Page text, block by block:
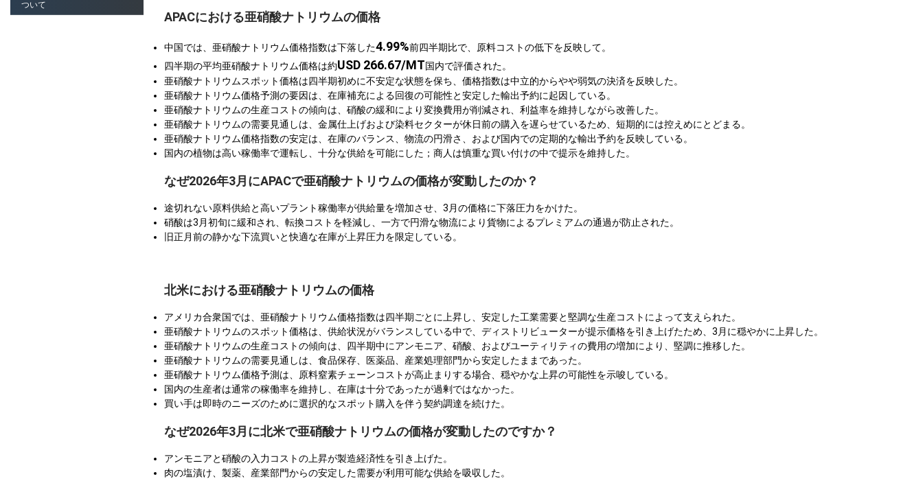
ついて
APACにおける亜硝酸ナトリウムの価格
中国では、亜硝酸ナトリウム価格指数は下落した4.99%前四半期比で、原料コストの低下を反映して。
四半期の平均亜硝酸ナトリウム価格は約USD 266.67/MT国内で評価された。
亜硝酸ナトリウムスポット価格は四半期初めに不安定な状態を保ち、価格指数は中立的からやや弱気の決済を反映した。
亜硝酸ナトリウム価格予測の要因は、在庫補充による回復の可能性と安定した輸出予約に起因している。
亜硝酸ナトリウムの生産コストの傾向は、硝酸の緩和により変換費用が削減され、利益率を維持しながら改善した。
亜硝酸ナトリウムの需要見通しは、金属仕上げおよび染料セクターが休日前の購入を遅らせているため、短期的には控えめにとどまる。
亜硝酸ナトリウム価格指数の安定は、在庫のバランス、物流の円滑さ、および国内での定期的な輸出予約を反映している。
国内の植物は高い稼働率で運転し、十分な供給を可能にした；商人は慎重な買い付けの中で提示を維持した。
なぜ2026年3月にAPACで亜硝酸ナトリウムの価格が変動したのか？
途切れない原料供給と高いプラント稼働率が供給量を増加させ、3月の価格に下落圧力をかけた。
硝酸は3月初旬に緩和され、転換コストを軽減し、一方で円滑な物流により貨物によるプレミアムの通過が防止された。
旧正月前の静かな下流買いと快適な在庫が上昇圧力を限定している。
北米における亜硝酸ナトリウムの価格
アメリカ合衆国では、亜硝酸ナトリウム価格指数は四半期ごとに上昇し、安定した工業需要と堅調な生産コストによって支えられた。
亜硝酸ナトリウムのスポット価格は、供給状況がバランスしている中で、ディストリビューターが提示価格を引き上げたため、3月に穏やかに上昇した。
亜硝酸ナトリウムの生産コストの傾向は、四半期中にアンモニア、硝酸、およびユーティリティの費用の増加により、堅調に推移した。
亜硝酸ナトリウムの需要見通しは、食品保存、医薬品、産業処理部門から安定したままであった。
亜硝酸ナトリウム価格予測は、原料窒素チェーンコストが高止まりする場合、穏やかな上昇の可能性を示唆している。
国内の生産者は通常の稼働率を維持し、在庫は十分であったが過剰ではなかった。
買い手は即時のニーズのために選択的なスポット購入を伴う契約調達を続けた。
なぜ2026年3月に北米で亜硝酸ナトリウムの価格が変動したのですか？
アンモニアと硝酸の入力コストの上昇が製造経済性を引き上げた。
肉の塩漬け、製薬、産業部門からの安定した需要が利用可能な供給を吸収した。